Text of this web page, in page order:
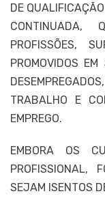
DE
CONTINUADA,
PROFISSÕES,
PROMOVIDOS
TRABALHO E
EMPREGO.
EMBORA OS
PROFISSIONAL,
SEJAM ISENTOS